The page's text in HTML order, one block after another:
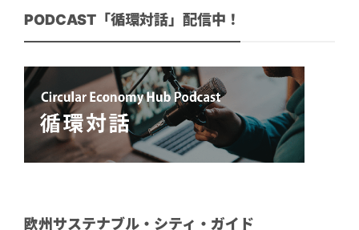
PODCAST「循環対話」配信中！
欧州サステナブル・シティ・ガイド